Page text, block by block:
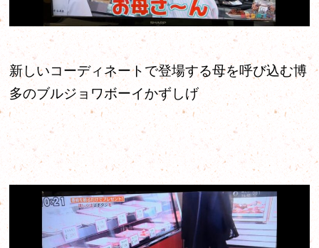
新しいコーディネートで登場する母を呼び込む博
多のブルジョワボーイかずしげ